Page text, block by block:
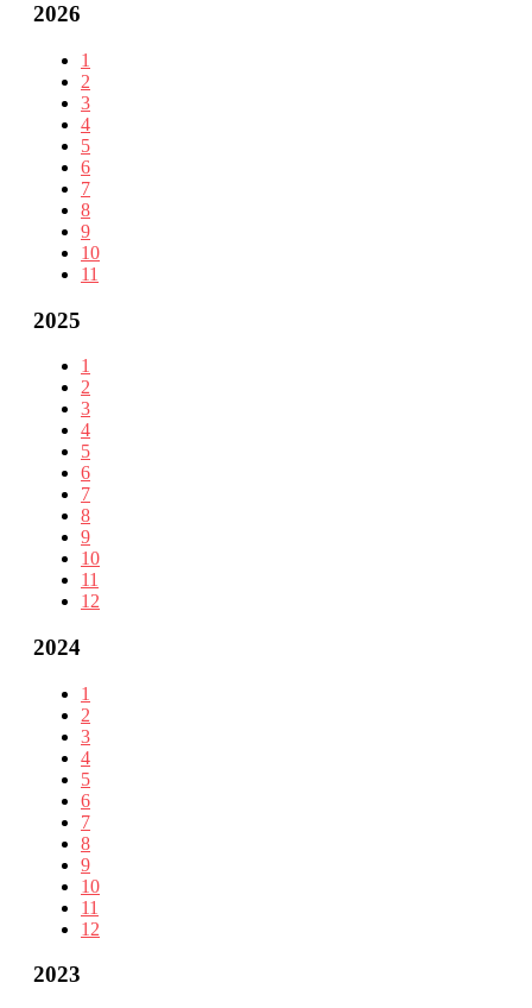
2026
1
2
3
4
5
6
7
8
9
10
11
2025
1
2
3
4
5
6
7
8
9
10
11
12
2024
1
2
3
4
5
6
7
8
9
10
11
12
2023